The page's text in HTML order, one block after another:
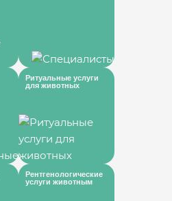
Ритуальные услуги
для животных
Рентгенологические
услуги животным